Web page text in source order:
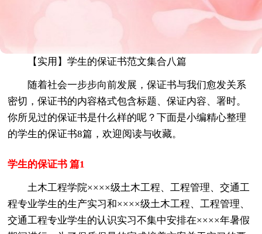
【实用】学生的保证书范文集合八篇
随着社会一步步向前发展，保证书与我们愈发关系
密切，保证书的内容格式包含标题、保证内容、署时。
你所见过的保证书是什么样的呢？下面是小编精心整理
的学生的保证书8篇，欢迎阅读与收藏。
学生的保证书 篇1
土木工程学院××××级土木工程、工程管理、交通工
程专业学生的生产实习和××××级土木工程、工程管理、
交通工程专业学生的认识实习不集中安排在××××年暑假